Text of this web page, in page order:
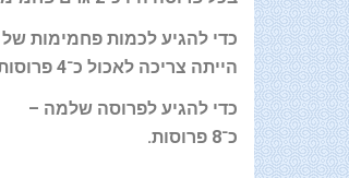
כדי להגיע לכמות פחמימות
הייתה צריכה לאכול כ־4 פרוסות
כדי להגיע לפרוסה שלמה –
כ־8 פרוסות
.